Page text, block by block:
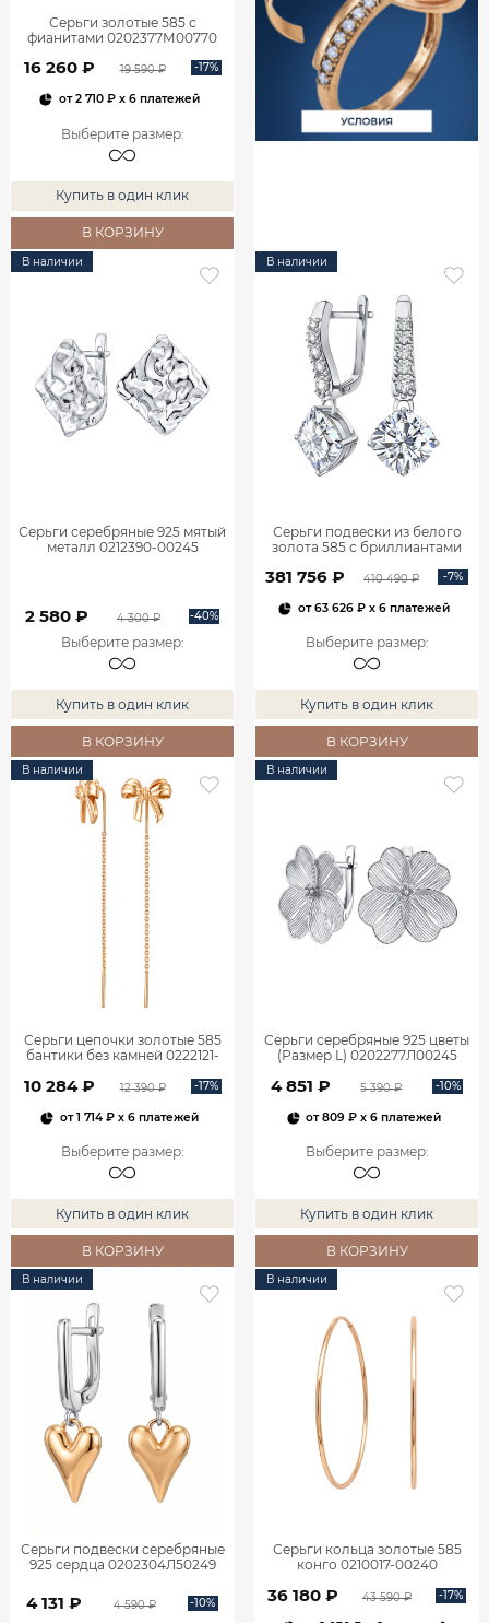
Серьги золотые 585 с
фианитами 0202377М00770
16 260 ₽ 19 590 ₽ -17%
от2 710 ₽x 6 платежей
Выберите размер:
Купить в один клик
В КОРЗИНУ
В наличии
Серьги серебряные 925 мятый
металл 0212390-00245
2 580 ₽ 4 300 ₽ -40%
Выберите размер:
Купить в один клик
В КОРЗИНУ
В наличии
Серьги подвески из белого
золота 585 с бриллиантами
381 756 ₽ 410 490 ₽ -7%
от63 626 ₽x 6 платежей
Выберите размер:
Купить в один клик
В КОРЗИНУ
В наличии
Серьги цепочки золотые 585
бантики без камней 0222121-
10 284 ₽ 12 390 ₽ -17%
от1 714 ₽x 6 платежей
Выберите размер:
Купить в один клик
В КОРЗИНУ
В наличии
Серьги серебряные 925 цветы
(Размер L) 0202277Л00245
4 851 ₽ 5 390 ₽ -10%
от809 ₽ x 6 платежей
Выберите размер:
Купить в один клик
В КОРЗИНУ
В наличии
Серьги подвески серебряные
925 сердца 0202304Л50249
4 131 ₽ 4 590 ₽ -10%
В наличии
Серьги кольца золотые 585
конго 0210017-00240
36 180 ₽ 43 590 ₽ -17%